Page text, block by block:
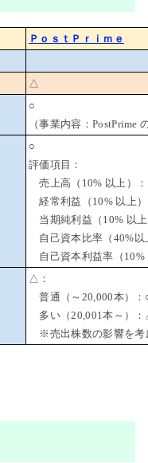
ＰｏｓｔＰｒｉｍｅ
△
○
（事業内容：PostPrime
○
評価項目：
売上高（10% 以上）
経常利益（10% 以上
当期純利益（10% 以
自己資本比率（40%以
自己資本利益率（10%
△：
普通（～20,000本）
多い（20,001本～）
※売出株数の影響を考